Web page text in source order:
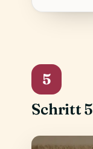
5
Schritt 5